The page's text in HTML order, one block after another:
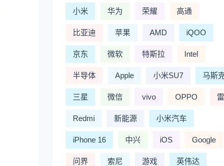
小米 华为 荣耀 高通
比亚迪 苹果 AMD iQOO
京东 微软 特斯拉 Intel
半导体 Apple 小米SU7 马斯
三星 微信 vivo OPPO
Redmi 新能源 小米汽车
iPhone 16 中兴 iOS Google
问界 索尼 游戏 英伟达